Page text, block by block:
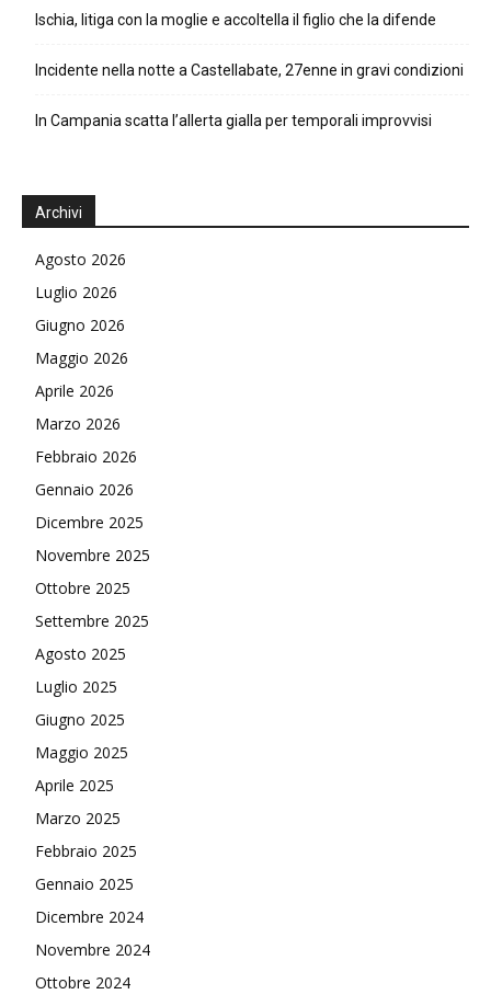
Ischia, litiga con la moglie e accoltella il figlio che la difende
Incidente nella notte a Castellabate, 27enne in gravi condizioni
In Campania scatta l’allerta gialla per temporali improvvisi
Archivi
Agosto 2026
Luglio 2026
Giugno 2026
Maggio 2026
Aprile 2026
Marzo 2026
Febbraio 2026
Gennaio 2026
Dicembre 2025
Novembre 2025
Ottobre 2025
Settembre 2025
Agosto 2025
Luglio 2025
Giugno 2025
Maggio 2025
Aprile 2025
Marzo 2025
Febbraio 2025
Gennaio 2025
Dicembre 2024
Novembre 2024
Ottobre 2024